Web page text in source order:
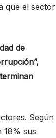
que el sector
de
Según
18% sus